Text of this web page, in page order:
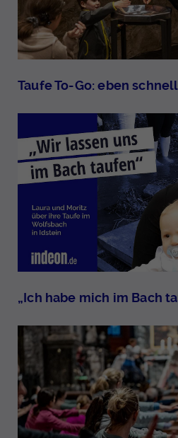
Taufe To-Go: eben
„Ich habe mich im Bach